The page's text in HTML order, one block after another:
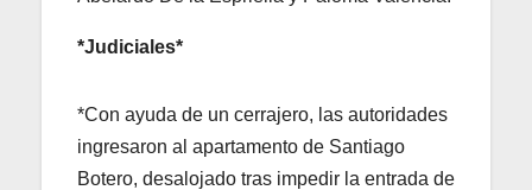
*Judiciales*
*Con ayuda de un cerrajero, las autoridades
ingresaron al apartamento de Santiago
Botero, desalojado tras impedir la entrada de